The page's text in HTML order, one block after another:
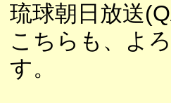
琉球朝日放送
こちらも、よ
す。